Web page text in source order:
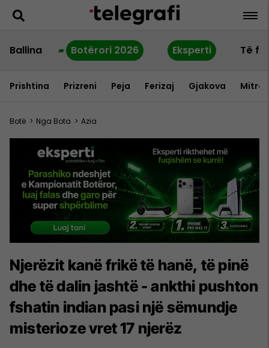
Ballina Botërori 2026 Eksperti Të
Prishtina Prizreni Peja Ferizaj Gjakova
Botë > Nga Bota > Azia
Njerëzit kanë frikë të hanë, të pinë
dhe të dalin jashtë - ankthi pushton
fshatin indian pasi një sëmundje
misterioze vret 17 njerëz